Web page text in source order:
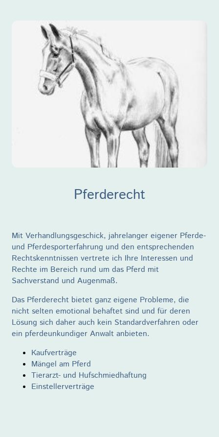
Pferderecht
Mit Verhandlungsgeschick, jahrelanger eigener Pferde-
und Pferdesporterfahrung und den entsprechenden
Rechtskenntnissen vertrete ich Ihre Interessen und
Rechte im Bereich rund um das Pferd mit
Sachverstand und Augenmaß.
Das Pferderecht bietet ganz eigene Probleme, die
nicht selten emotional behaftet sind und für deren
Lösung sich daher auch kein Standardverfahren oder
ein pferdeunkundiger Anwalt anbieten.
Kaufverträge
Mängel am Pferd
Tierarzt- und Hufschmiedhaftung
Einstellerverträge